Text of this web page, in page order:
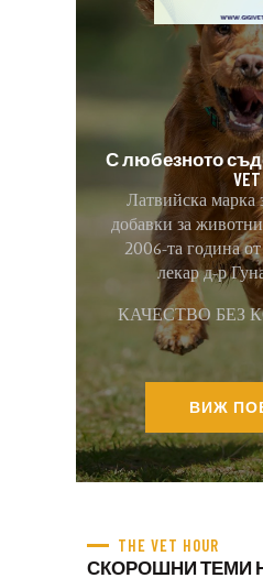
С любезното
VET
Латвийска марка
добавки за
2006-та година
лекар д-р
КАЧЕСТВО БЕЗ
ВИЖ
THE VET HOUR
СКОРОШНИ ТЕМИ